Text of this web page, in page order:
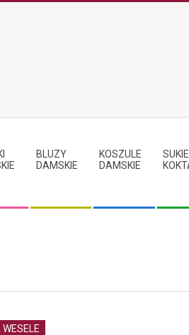
BLUZY
DAMSKIE
KOSZULE
DAMSKIE
WESELE